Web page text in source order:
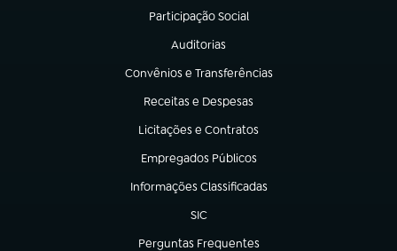
Participação Social
(abre em nova aba)
Auditorias
(abre em nova aba)
Convênios e Transferências
(abre em nova aba)
Receitas e Despesas
(abre em nova aba)
Licitações e Contratos
(abre em nova aba)
Empregados Públicos
(abre em nova aba)
Informações Classificadas
(abre em nova aba)
SIC
(abre em nova aba)
Perguntas Frequentes